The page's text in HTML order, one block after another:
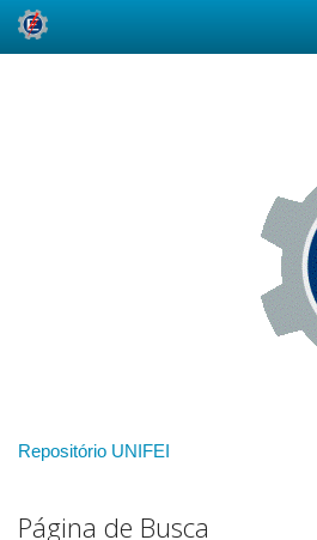
Repositório UNIFEI
Página de Busca